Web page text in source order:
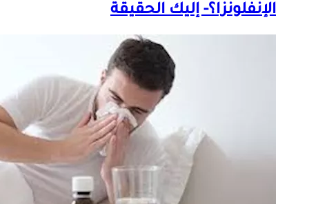
الإنفلونزا؟- إليك الحقيقة